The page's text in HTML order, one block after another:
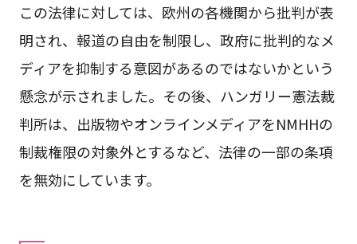
この法律に対しては、欧州の各機関から批判が表
明され、報道の自由を制限し、政府に批判的なメ
ディアを抑制する意図があるのではないかという
懸念が示されました。その後、ハンガリー憲法裁
判所は、出版物やオンラインメディアをNMHHの
制裁権限の対象外とするなど、法律の一部の条項
を無効にしています。